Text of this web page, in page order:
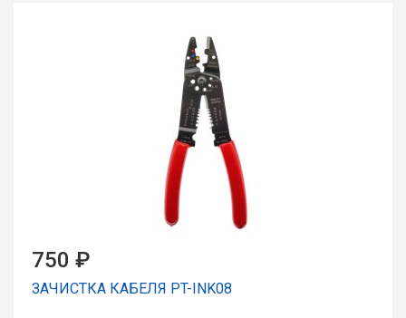
750 ₽
ЗАЧИСТКА КАБЕЛЯ PT-INK08